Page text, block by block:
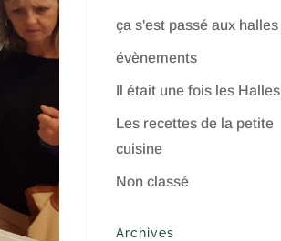
ça s'est passé aux halles
évènements
Il était une fois les Halles
Les recettes de la petite
cuisine
Non classé
Archives